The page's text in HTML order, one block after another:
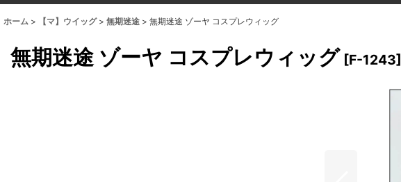
ホーム > 【マ】ウイッグ > 無期迷途 > 無期迷途 ゾーヤ コスプレウィッグ
無期迷途 ゾーヤ コスプレウィッグ [F-1243]